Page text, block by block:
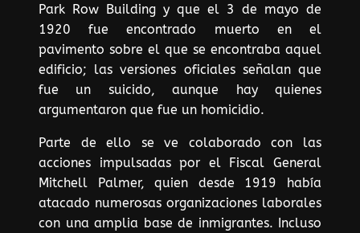
Park Row Building y que el 3 de mayo de
1920 fue encontrado muerto en el
pavimento sobre el que se encontraba aquel
edificio; las versiones oficiales señalan que
fue un suicido, aunque hay quienes
argumentaron que fue un homicidio.
Parte de ello se ve colaborado con las
acciones impulsadas por el Fiscal General
Mitchell Palmer, quien desde 1919 había
atacado numerosas organizaciones laborales
con una amplia base de inmigrantes. Incluso